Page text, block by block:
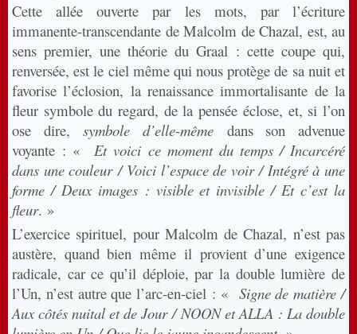
Cette allée ouverte par les mots, par l’écriture
immanente-transcendante de Malcolm de Chazal, est, au
sens premier, une théorie du Graal : cette coupe qui,
renversée, est le ciel même qui nous protège de sa nuit et
favorise l’éclosion, la renaissance immortalisante de la
fleur symbole du regard, de la pensée éclose, et, si l’on
ose dire,symbole d’elle-même dans son advenue
voyante : «Et voici ce moment du temps / Incarcéré
dans une couleur / Voici l’espace de voir / Intégré à une
forme / Deux images : visible et invisible / Et c’est la
fleur. »
L’exercice spirituel, pour Malcolm de Chazal, n’est pas
austère, quand bien même il provient d’une exigence
radicale, car ce qu’il déploie, par la double lumière de
l’Un, n’est autre que l’arc-en-ciel : « Signe de matière /
Aux côtés nuital et de Jour / NOON et ALLA : La double